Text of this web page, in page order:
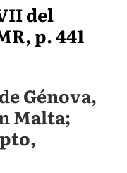
del
p. 441
Génova,
Malta;